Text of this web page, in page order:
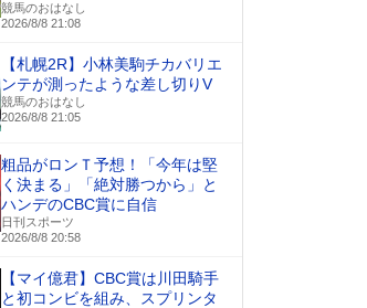
競馬のおはなし
2026/8/8 21:08
【札幌2R】小林美駒チカバリエ
ンテが測ったような差し切りV
競馬のおはなし
2026/8/8 21:05
粗品がロンＴ予想！「今年は堅
く決まる」「絶対勝つから」と
ハンデのCBC賞に自信
日刊スポーツ
2026/8/8 20:58
【マイ億君】CBC賞は川田騎手
と初コンビを組み、スプリンタ